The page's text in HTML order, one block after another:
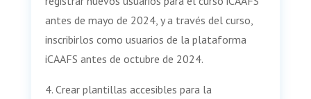
antes de mayo de 2024, y a través del curso,
inscribirlos como usuarios de la plataforma
iCAAFS antes de octubre de 2024.
4. Crear plantillas accesibles para la